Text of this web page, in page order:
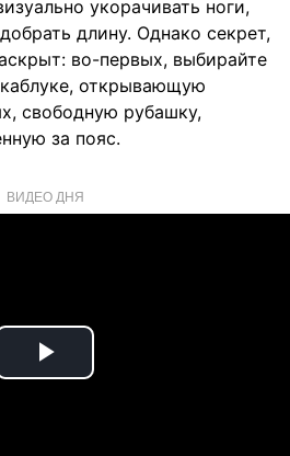
укорачивать ноги,
длину. Однако секрет,
во-первых, выбирайте
открывающую
свободную рубашку,
за пояс.
ВИДЕО ДНЯ
Play